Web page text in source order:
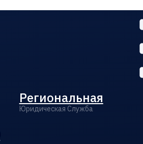
Региональная
Юридическая Служба